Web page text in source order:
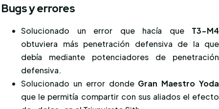
Bugs y errores
Solucionado un error que hacía que T3-M4
obtuviera más penetración defensiva de la que
debía mediante potenciadores de penetración
defensiva.
Solucionado un error dondeGran Maestro Yoda
que le permitía compartir con sus aliados el efecto